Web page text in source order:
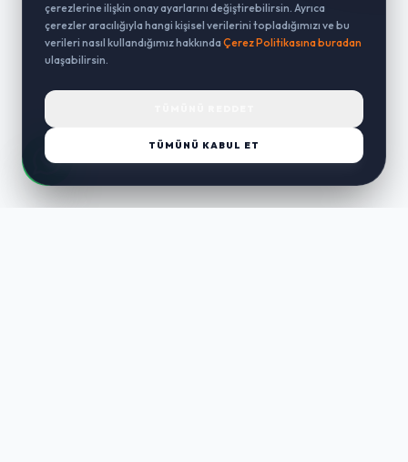
çerezlerine ilişkin onay ayarlarını değiştirebilirsin. Ayrıca
çerezler aracılığıyla hangi kişisel verilerini topladığımızı ve bu
verileri nasıl kullandığımız hakkında Çerez Politikasına buradan
ulaşabilirsin.
TÜMÜNÜ KABUL ET